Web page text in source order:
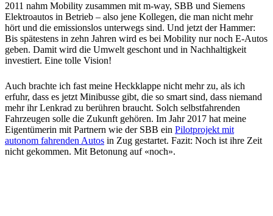
2011 nahm Mobility zusammen mit m-way, SBB und Siemens
Elektroautos in Betrieb – also jene Kollegen, die man nicht mehr
hört und die emissionslos unterwegs sind. Und jetzt der Hammer:
Bis spätestens in zehn Jahren wird es bei Mobility nur noch E-Autos
geben. Damit wird die Umwelt geschont und in Nachhaltigkeit
investiert. Eine tolle Vision!
Auch brachte ich fast meine Heckklappe nicht mehr zu, als ich
erfuhr, dass es jetzt Minibusse gibt, die so smart sind, dass niemand
mehr ihr Lenkrad zu berühren braucht. Solch selbstfahrenden
Fahrzeugen solle die Zukunft gehören. Im Jahr 2017 hat meine
Eigentümerin mit Partnern wie der SBB ein Pilotprojekt mit
autonom fahrenden Autos in Zug gestartet. Fazit: Noch ist ihre Zeit
nicht gekommen. Mit Betonung auf «noch».